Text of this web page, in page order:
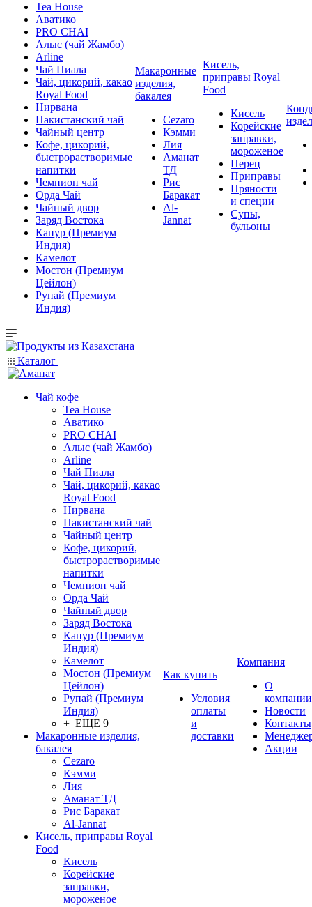
Tea House
Аватико
PRO CHAI
Алыс (чай Жамбо)
Arline
Чай Пиала
Чай, цикорий, какао
Royal Food
Нирвана
Пакистанский чай
Чайный центр
Кофе, цикорий,
быстрорастворимые
напитки
Чемпион чай
Орда Чай
Чайный двор
Заряд Востока
Капур (Премиум
Индия)
Камелот
Мостон (Премиум
Цейлон)
Рупай (Премиум
Индия)
Макаронные
изделия,
бакалея
Cezaro
Кэмми
Лия
Аманат
ТД
Рис
Баракат
Al-
Jannat
Кисель,
приправы Royal
Food
Кисель
Корейские
заправки,
мороженое
Перец
Приправы
Пряности
и специи
Супы,
бульоны
Каталог
Чай кофе
Tea House
Аватико
PRO CHAI
Алыс (чай Жамбо)
Arline
Чай Пиала
Чай, цикорий, какао
Royal Food
Нирвана
Пакистанский чай
Чайный центр
Кофе, цикорий,
быстрорастворимые
напитки
Чемпион чай
Орда Чай
Чайный двор
Заряд Востока
Капур (Премиум
Индия)
Камелот
Мостон (Премиум
Цейлон)
Рупай (Премиум
Индия)
+ ЕЩЕ 9
Макаронные изделия,
бакалея
Cezaro
Кэмми
Лия
Аманат ТД
Рис Баракат
Al-Jannat
Кисель, приправы Royal
Food
Кисель
Корейские
заправки,
мороженое
Как купить
Условия
оплаты
и
доставки
Компания
О
компании
Новости
Контакты
Акции